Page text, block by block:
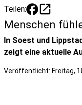
Teilen: open_in_new
Menschen
In Soest und
zeigt eine aktuelle
Veröffentlicht: Freitag,